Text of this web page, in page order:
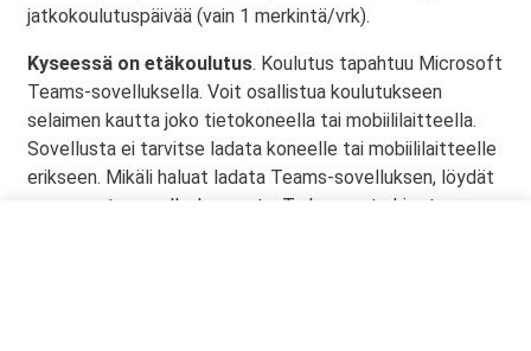
jatkokoulutuspäivää (vain 1 merkintä/vrk).
Kyseessä on etäkoulutus. Koulutus tapahtuu Microsoft
Teams-sovelluksella. Voit osallistua koulutukseen
selaimen kautta joko tietokoneella tai mobiililaitteella.
Sovellusta ei tarvitse ladata koneelle tai mobiililaitteelle
erikseen. Mikäli haluat ladata Teams-sovelluksen, löydät
sen omasta sovelluskaupasta. Tarkemmat ohjeet